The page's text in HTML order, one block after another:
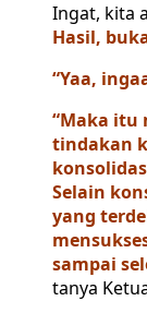
Ingat, kita
Hasil,
“Yaa,
“Maka itu
tindakan
Selain
yang
sampai
tanya